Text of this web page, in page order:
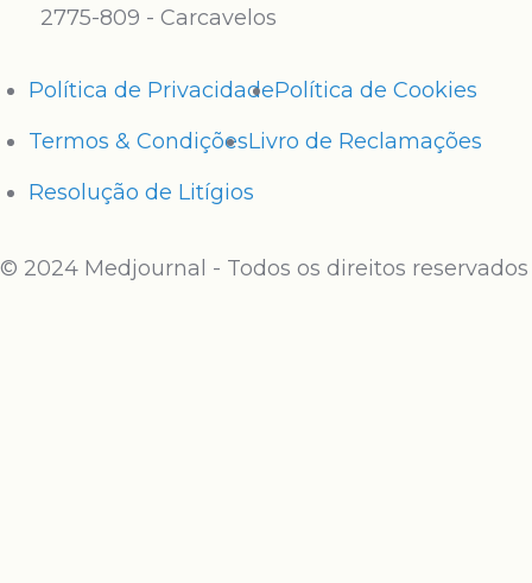
2775-809 - Carcavelos
Política de PrivacidadePolítica de Cookies
Termos & CondiçõesLivro de Reclamações
Resolução de Litígios
© 2024 Medjournal - Todos os direitos reservados